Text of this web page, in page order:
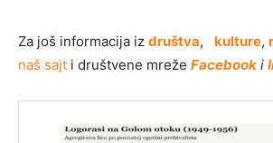
Za još informacija iz društva, kulture,
naš sajt i društvene mreže Facebook i